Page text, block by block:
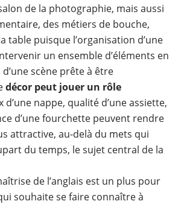
de la photographie, mais aussi
des métiers de bouche,
table puisque l’organisation d’une
un ensemble d’éléments en
scène prête à être
décor peut jouer un rôle
d’une nappe, qualité d’une assiette,
d’une fourchette peuvent rendre
attractive, au-delà du mets qui
du temps, le sujet central de la
de l’anglais est un plus pour
souhaite se faire connaître à